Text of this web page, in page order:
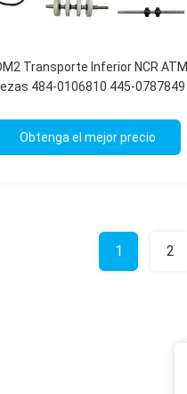
Transporte Inferior NCR ATM
484-0106810 445-0787849
Obtenga el mejor precio
1 2